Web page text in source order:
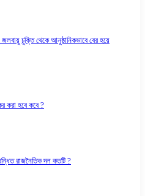
চুক্তি থেকে আনুষ্ঠানিকভাবে বের হয়ে
করা হবে কবে ?
রাজনৈতিক দল কতটি ?